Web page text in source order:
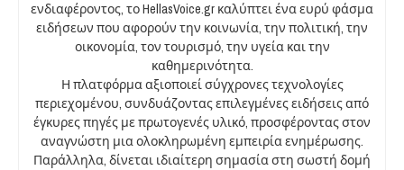
ενδιαφέροντος, το HellasVoice.gr καλύπτει ένα ευρύ φάσμα
ειδήσεων που αφορούν την κοινωνία, την πολιτική, την
οικονομία, τον τουρισμό, την υγεία και την
καθημερινότητα.
Η πλατφόρμα αξιοποιεί σύγχρονες τεχνολογίες
περιεχομένου, συνδυάζοντας επιλεγμένες ειδήσεις από
έγκυρες πηγές με πρωτογενές υλικό, προσφέροντας στον
αναγνώστη μια ολοκληρωμένη εμπειρία ενημέρωσης.
Παράλληλα, δίνεται ιδιαίτερη σημασία στη σωστή δομή